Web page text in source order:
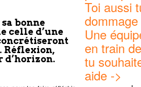
bonne
celle d’une
Réflexion,
d’horizon.
Toi aussi
dommage
Une
en train
tu
aide ->